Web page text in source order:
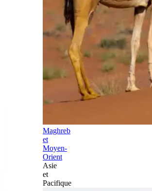
Maghreb
et
Moyen-
Orient
Asie
et
Pacifique